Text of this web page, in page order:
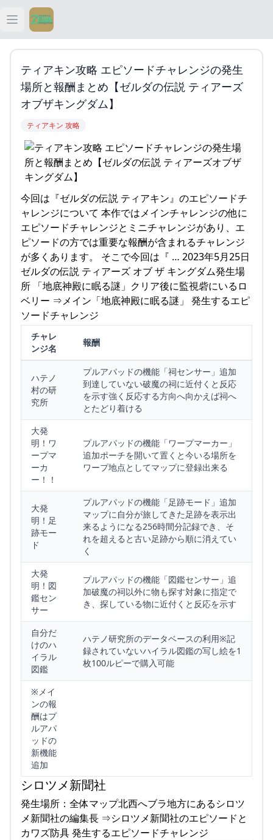
Open main menu
ティアキン
ティアキン 祠
ティアキン 武器
ティアキン 攻略
ティアキン攻略 エピソードチャレンジの発生
場所と報酬まとめ【ゼルダの伝説 ティアーズ
オブザキングダム】
ティアキン 攻略
今回は『ゼルダの伝説 ティアキン』のエピソードチ
ャレンジについて 本作ではメインチャレンジの他に
エピソードチャレンジとミニチャレンジがあり、エ
ピソードの方では重要な報酬が含まれるチャレンジ
が多くあります。 そこで今回は『 … 2023年5月25日
ゼルダの伝説 ティアーズ オブ ザ キングダム発生場
所 「地底神殿に眠る謎」クリア後に監視砦にいるロ
ベリー ⇒メイン「地底神殿に眠る謎」 発生するエピ
ソードチャレンジ
チャレ
ンジ名
報酬
ハテノ
村の研
究所
プルアパッドの機能「祠センサー」追加
到達していない破魔の祠に近付くと反応
を示す強く反応する方向へ向かえば祠へ
とたどり着ける
大発
明！ワ
ープマ
ーカ
ー！！
プルアパッドの機能「ワープマーカー」
追加ポーチを開いて置くと今いる場所を
ワープ地点としてマップに登録出来る
大発
明！足
跡モー
ド
プルアパッドの機能「足跡モード」追加
マップに自分が旅してきた足跡を表示出
来るようになる256時間分記録でき、そ
れを超えると古い足跡から順に消えてい
く
大発
明！図
鑑セン
サー
プルアパッドの機能「図鑑センサー」追
加破魔の祠以外に物も探す対象に指定で
き、探している物に近付くと反応を示す
自分だ
けのハ
イラル
図鑑
ハテノ研究所のデータベースの利用※記
録されていないハイラル図鑑の写し絵を1
枚100ルピーで購入可能
※メイ
ンの報
酬はプ
ルアパ
ッドの
新機能
追加
シロツメ新聞社
発生場所：全体マップ北西へブラ地方にあるシロツ
メ新聞社の編集長 ⇒シロツメ新聞社のエピソードと
カワズ防具 発生するエピソードチャレンジ